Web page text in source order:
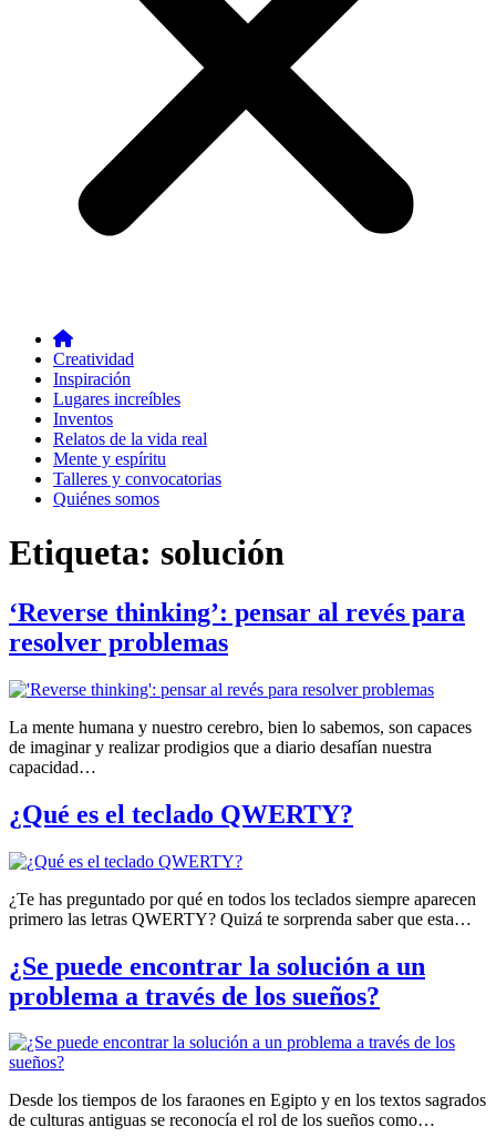
Creatividad
Inspiración
Lugares increíbles
Inventos
Relatos de la vida real
Mente y espíritu
Talleres y convocatorias
Quiénes somos
Etiqueta: solución
‘Reverse thinking’: pensar al revés para
resolver problemas
La mente humana y nuestro cerebro, bien lo sabemos, son capaces
de imaginar y realizar prodigios que a diario desafían nuestra
capacidad…
¿Qué es el teclado QWERTY?
¿Te has preguntado por qué en todos los teclados siempre aparecen
primero las letras QWERTY? Quizá te sorprenda saber que esta…
¿Se puede encontrar la solución a un
problema a través de los sueños?
Desde los tiempos de los faraones en Egipto y en los textos sagrados
de culturas antiguas se reconocía el rol de los sueños como…